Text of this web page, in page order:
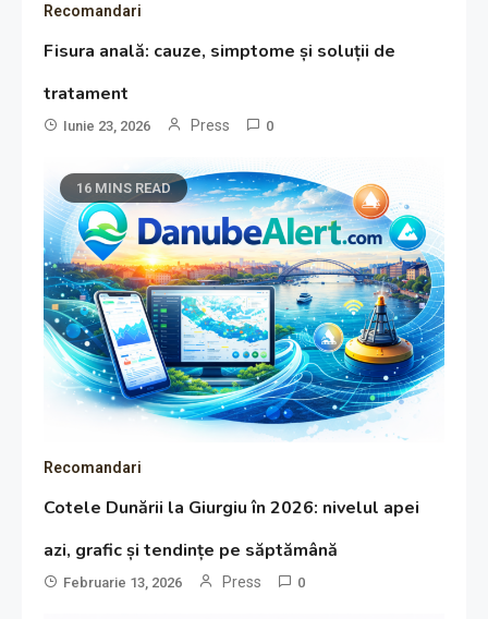
Recomandari
Fisura anală: cauze, simptome și soluții de
tratament
Iunie 23, 2026 Press 0
16 MINS READ
Recomandari
Cotele Dunării la Giurgiu în 2026: nivelul apei
azi, grafic și tendințe pe săptămână
Februarie 13, 2026 Press 0